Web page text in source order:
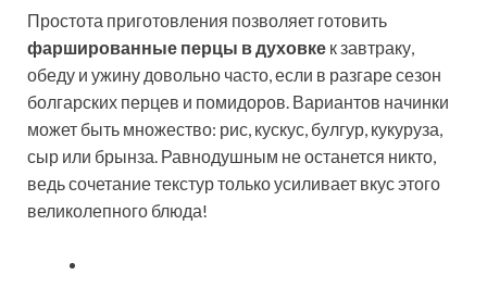
Простота приготовления позволяет готовить
фаршированные перцы в духовке к завтраку,
обеду и ужину довольно часто, если в разгаре сезон
болгарских перцев и помидоров. Вариантов начинки
может быть множество: рис, кускус, булгур, кукуруза,
сыр или брынза. Равнодушным не останется никто,
ведь сочетание текстур только усиливает вкус этого
великолепного блюда!